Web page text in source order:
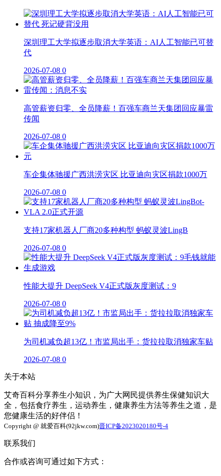
深圳理工大学拟逐步取消大学英语：AI人工智能已可替
代
2026-07-08 0
高管薪资归零、全员降薪！百强车商兰天集团回应暴雷
传闻
2026-07-08 0
车企集体驰援广西洪涝灾区 比亚迪向灾区捐款1000万
2026-07-08 0
支持17家机器人厂商20多种构型 蚂蚁灵波LingB
2026-07-08 0
性能大提升 DeepSeek V4正式版灰度测试：9
2026-07-08 0
为司机减负超13亿！市监局出手：货拉拉取消独家车贴
2026-07-08 0
关于本站
艾奇百科分享养生小知识，为广大网民提供养生保健知识大
全，包括食疗养生，运动养生，健康养生方法等养生之道，是
您健康生活的好伴侣！
Copyright @ 就爱百科(92jkw.com)晋ICP备2023020180号-4
联系我们
合作或咨询可通过如下方式：